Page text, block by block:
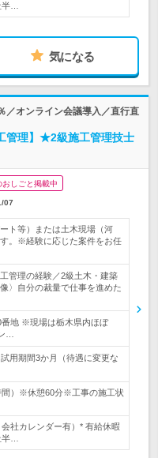
…
気になる
／オンライン会議導入／直行直
管理】★2級施工管理技士
おしごと掲載中
07
ト等）または土木現場（河
。※経験に応じた案件をお任
管理の経験／2級土木・建築
〉自分の裁量で仕事を進めた
番地 ※現場は栃木県内ほぼ
…
用期間3か月（待遇に変更な
間）※休憩60分※工事の施工状
社カレンダー有）* 有給休暇
…